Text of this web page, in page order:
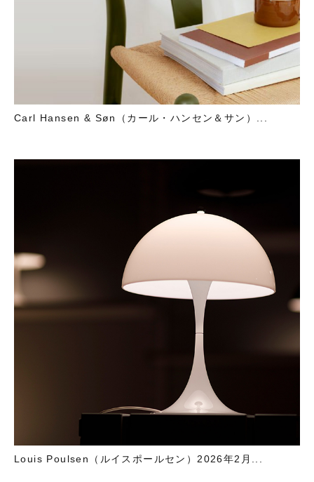
Carl Hansen & Søn（カール・ハンセン＆サン）...
Louis Poulsen（ルイスポールセン）2026年2月...